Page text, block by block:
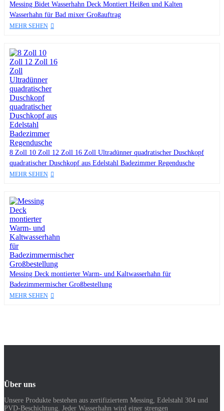
Messing Bidet Wasserhahn Deck Montiert Heißen und Kalten
Wasserhahn für Bad mixer Großauftrag
MEHR SEHEN
8 Zoll 10 Zoll 12 Zoll 16 Zoll Ultradünner quadratischer Duschkopf
quadratischer Duschkopf aus Edelstahl Badezimmer Regendusche
MEHR SEHEN
Messing Deck montierter Warm- und Kaltwasserhahn für
Badezimmermischer Großbestellung
MEHR SEHEN
Über uns
Unsere Produkte bestehen aus zertifiziertem Messing, Edelstahl 304 und
PVD-Beschichtung. Jeder Wasserhahn wird einer strengen